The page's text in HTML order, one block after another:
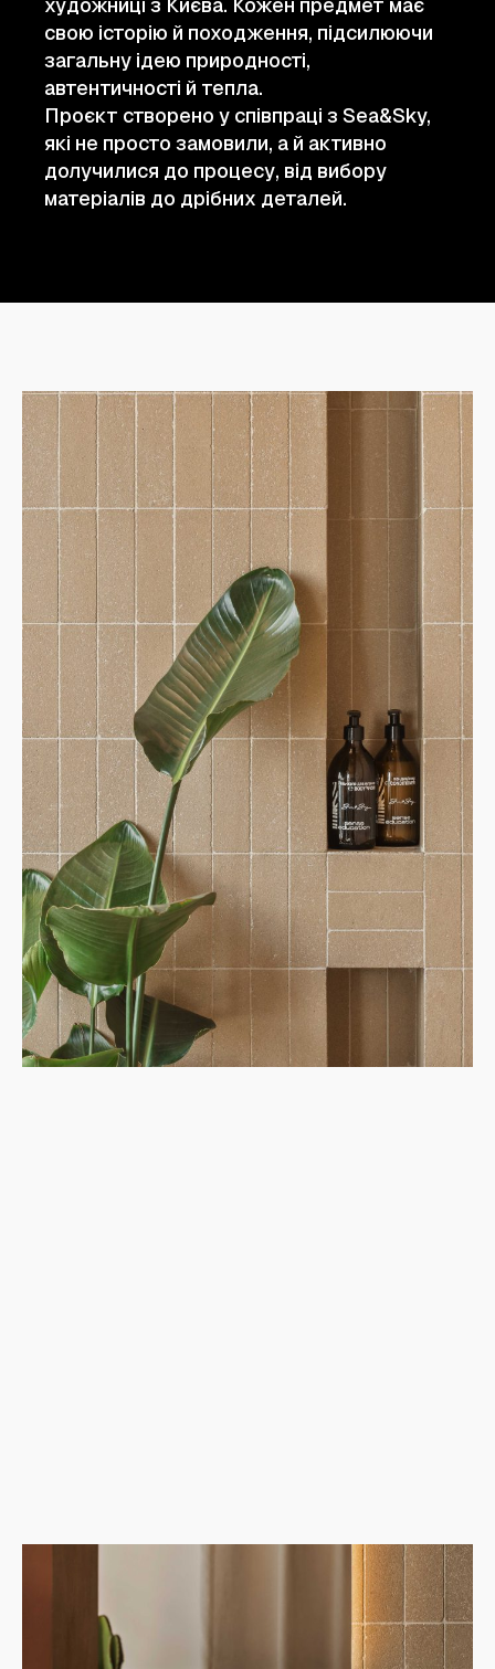
свою історію й походження, підсилюючи
загальну ідею природності,
автентичності й тепла.
Проєкт створено у співпраці з Sea&Sky,
які не просто замовили, а й активно
долучилися до процесу, від вибору
матеріалів до дрібних деталей.